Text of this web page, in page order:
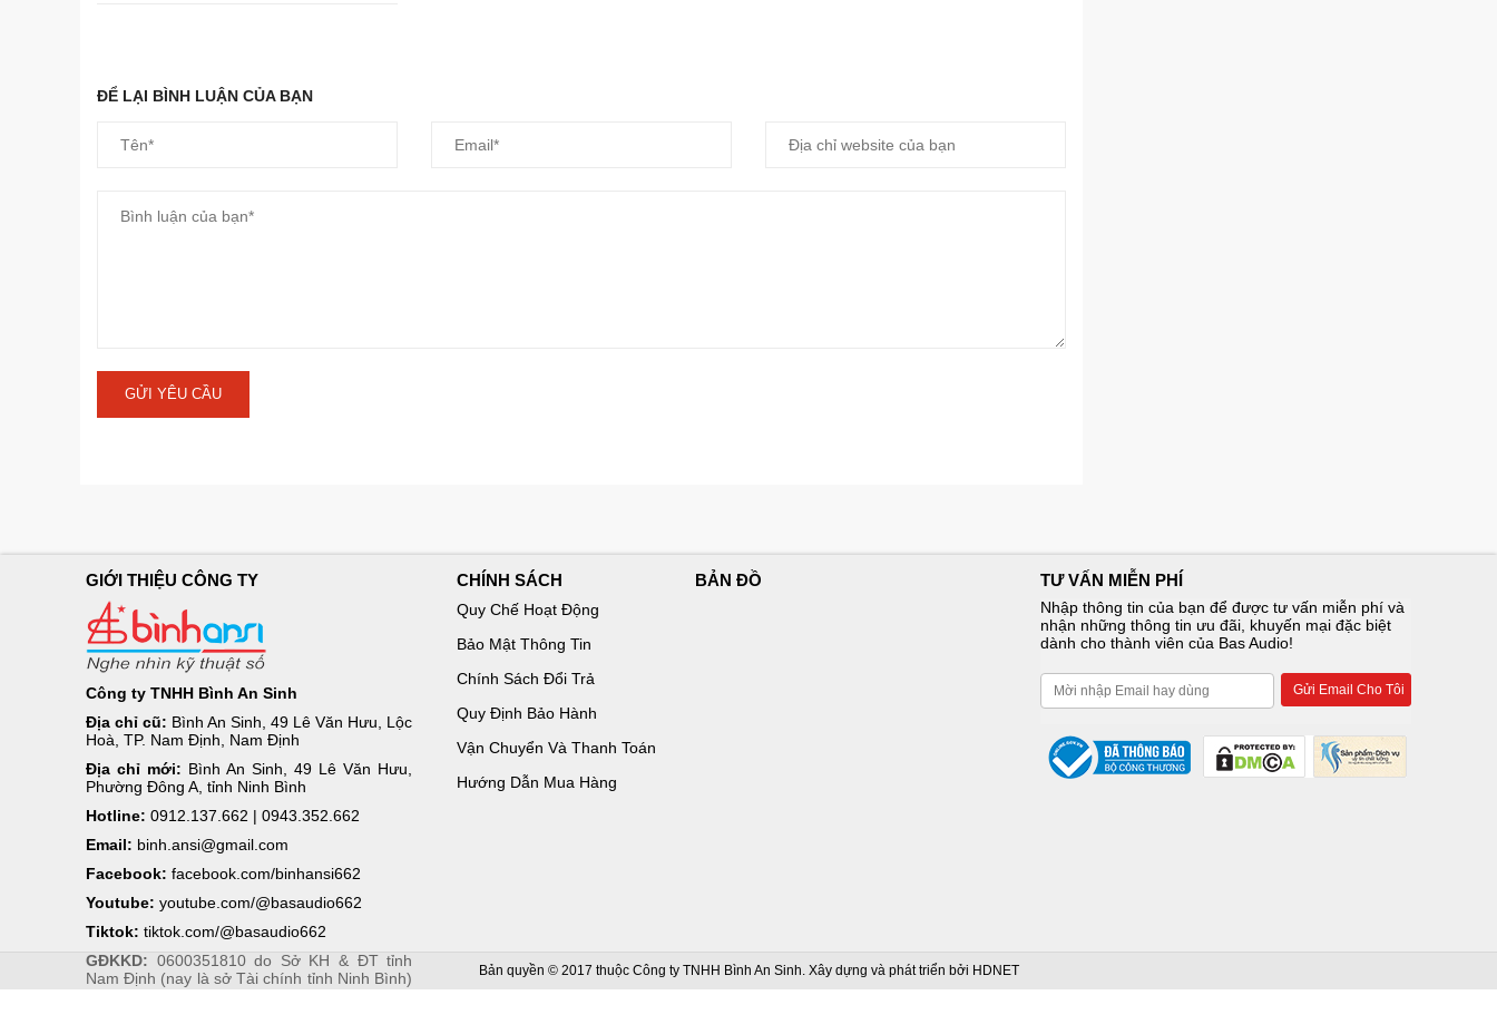
ĐỂ LẠI BÌNH LUẬN CỦA BẠN
GỬI YÊU CẦU
GIỚI THIỆU CÔNG TY
Công ty TNHH Bình An Sinh
Địa chỉ cũ: Bình An Sinh, 49 Lê Văn Hưu, Lộc
Hoà, TP. Nam Định, Nam Định
Địa chỉ mới: Bình An Sinh, 49 Lê Văn Hưu,
Phường Đông A, tỉnh Ninh Bình
Hotline: 0912.137.662 | 0943.352.662
Email: binh.ansi@gmail.com
Facebook: facebook.com/binhansi662
Youtube: youtube.com/@basaudio662
Tiktok: tiktok.com/@basaudio662
GĐKKD: 0600351810 do Sở KH & ĐT tỉnh
Nam Định (nay là sở Tài chính tỉnh Ninh Bình)
CHÍNH SÁCH
Quy Chế Hoạt Động
Bảo Mật Thông Tin
Chính Sách Đổi Trả
Quy Định Bảo Hành
Vận Chuyển Và Thanh Toán
Hướng Dẫn Mua Hàng
BẢN ĐỒ TƯ VẤN MIỄN PHÍ
Nhập thông tin của bạn để được tư vấn miễn phí và
nhận những thông tin ưu đãi, khuyến mại đặc biệt
dành cho thành viên của Bas Audio!
Bản quyền © 2017 thuộc Công ty TNHH Bình An Sinh. Xây dựng và phát triển bởi HDNET
Powered by
Translate